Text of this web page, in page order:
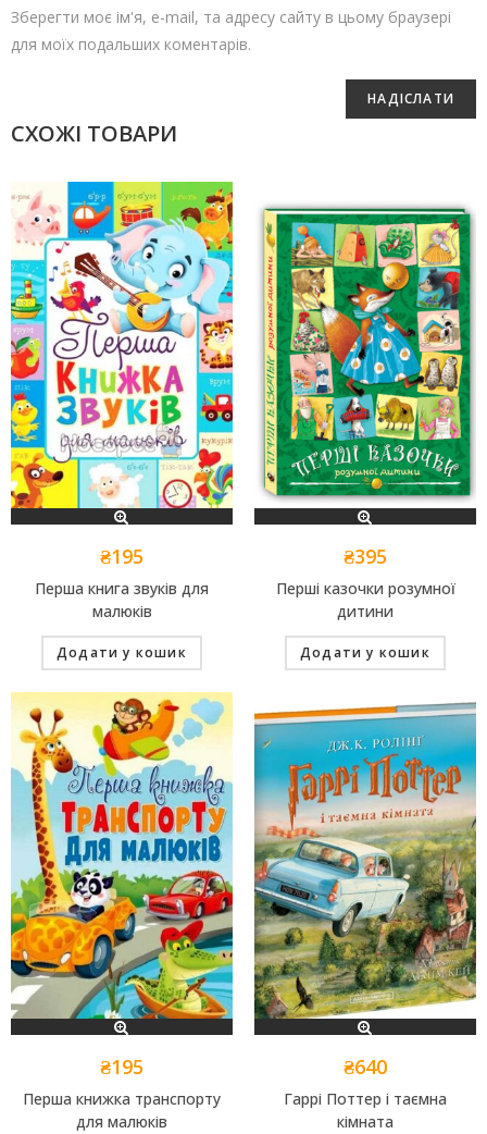
Зберегти моє ім'я, e-mail, та адресу сайту в цьому браузері
для моїх подальших коментарів.
СХОЖІ ТОВАРИ
₴195
Перша книга звуків для
малюків
Додати у кошик
₴395
Перші казочки розумної
дитини
Додати у кошик
₴195
Перша книжка транспорту
для малюків
₴640
Гаррі Поттер і таємна
кімната